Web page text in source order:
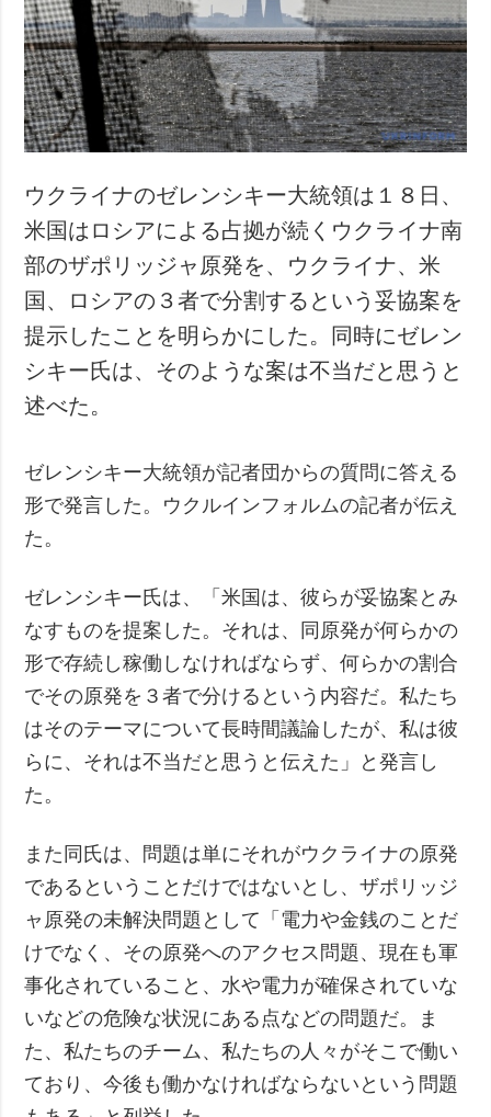
ウクライナのゼレンシキー大統領は１８日、
米国はロシアによる占拠が続くウクライナ南
部のザポリッジャ原発を、ウクライナ、米
国、ロシアの３者で分割するという妥協案を
提示したことを明らかにした。同時にゼレン
シキー氏は、そのような案は不当だと思うと
述べた。
ゼレンシキー大統領が記者団からの質問に答える
形で発言した。ウクルインフォルムの記者が伝え
た。
ゼレンシキー氏は、「米国は、彼らが妥協案とみ
なすものを提案した。それは、同原発が何らかの
形で存続し稼働しなければならず、何らかの割合
でその原発を３者で分けるという内容だ。私たち
はそのテーマについて長時間議論したが、私は彼
らに、それは不当だと思うと伝えた」と発言し
た。
また同氏は、問題は単にそれがウクライナの原発
であるということだけではないとし、ザポリッジ
ャ原発の未解決問題として「電力や金銭のことだ
けでなく、その原発へのアクセス問題、現在も軍
事化されていること、水や電力が確保されていな
いなどの危険な状況にある点などの問題だ。ま
た、私たちのチーム、私たちの人々がそこで働い
ており、今後も働かなければならないという問題